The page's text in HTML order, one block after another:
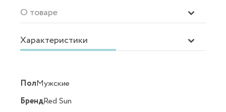
О товаре
Характеристики
ПолМужские
БрендRed Sun